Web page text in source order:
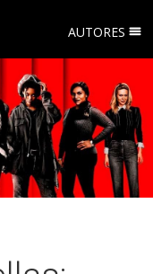
AUTORES